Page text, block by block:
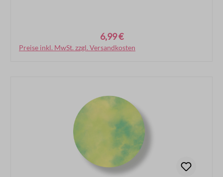
6,99 €
Preise inkl. MwSt. zzgl. Versandkosten
In den Warenkorb